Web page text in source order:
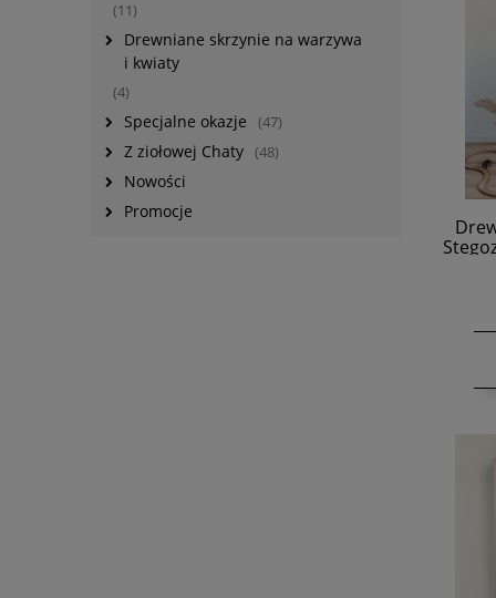
(11)
Drewniane skrzynie na warzywa
i kwiaty
(4)
Specjalne okazje (47)
Z ziołowej Chaty (48)
Nowości
Promocje